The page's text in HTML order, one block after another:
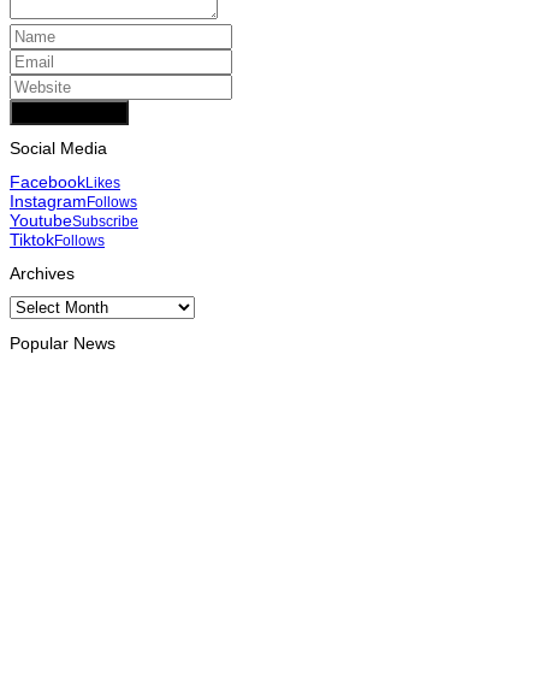
Social Media
FacebookLikes
InstagramFollows
YoutubeSubscribe
TiktokFollows
Archives
Archives
Popular News